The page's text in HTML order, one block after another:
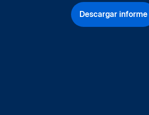
Flujo de trabajo inteligente
Aceleración de los procesos comerciales
Descargar informe